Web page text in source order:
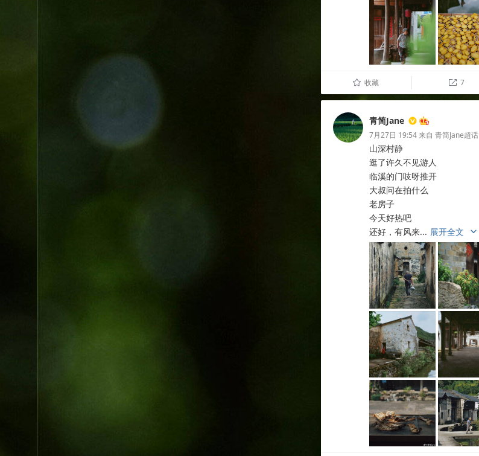
û 收藏  7
青简Jane
7月27日 19:54来自 青简Jane超话
山深村静
逛了许久不见游人
临溪的门吱呀推开
大叔问在拍什么
老房子
今天好热吧
还好，有风来... 展开全文 c